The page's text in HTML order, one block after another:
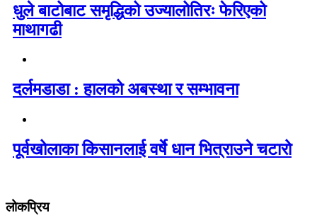
धुले बाटोबाट समृद्धिको उज्यालोतिरः फेरिएको
माथागढी
दर्लमडाडा : हालको अबस्था र सम्भावना
पूर्वखोलाका किसानलाई वर्षे धान भित्राउने चटारो
लोकप्रिय